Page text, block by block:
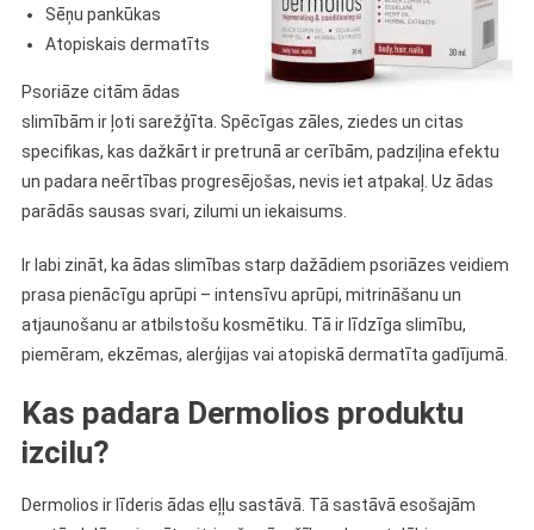
Sēņu pankūkas
Atopiskais dermatīts
Psoriāze citām ādas
slimībām ir ļoti sarežģīta. Spēcīgas zāles, ziedes un citas
specifikas, kas dažkārt ir pretrunā ar cerībām, padziļina efektu
un padara neērtības progresējošas, nevis iet atpakaļ. Uz ādas
parādās sausas svari, zilumi un iekaisums.
Ir labi zināt, ka ādas slimības starp dažādiem psoriāzes veidiem
prasa pienācīgu aprūpi – intensīvu aprūpi, mitrināšanu un
atjaunošanu ar atbilstošu kosmētiku. Tā ir līdzīga slimību,
piemēram, ekzēmas, alerģijas vai atopiskā dermatīta gadījumā.
Kas padara Dermolios produktu
izcilu?
Dermolios ir līderis ādas eļļu sastāvā. Tā sastāvā esošajām